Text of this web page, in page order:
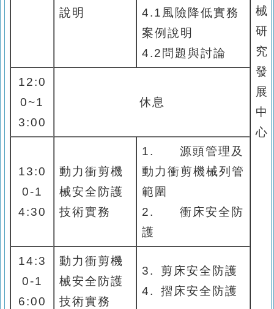
械
研
究
發
展
中
心
說明
4.1 風險降低實務
案例說明
4.2 問題與討論
12:0
0~1
3:00
休息
13:0
0-1
4:30
動力衝剪機
械安全防護
技術實務
1.源頭管理及
動力衝剪機械列管
範圍
2.衝床安全防
護
14:3
0-1
6:00
動力衝剪機
械安全防護
技術實務
3. 剪床安全防護
4. 摺床安全防護